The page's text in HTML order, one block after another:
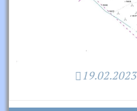
19.02.2023